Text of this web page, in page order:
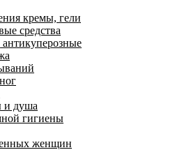
кремы, гели
средства
и душа
гигиены
женщин